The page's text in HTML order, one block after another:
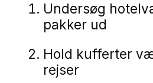
Undersøg
pakker ud
Hold kufferter
rejser